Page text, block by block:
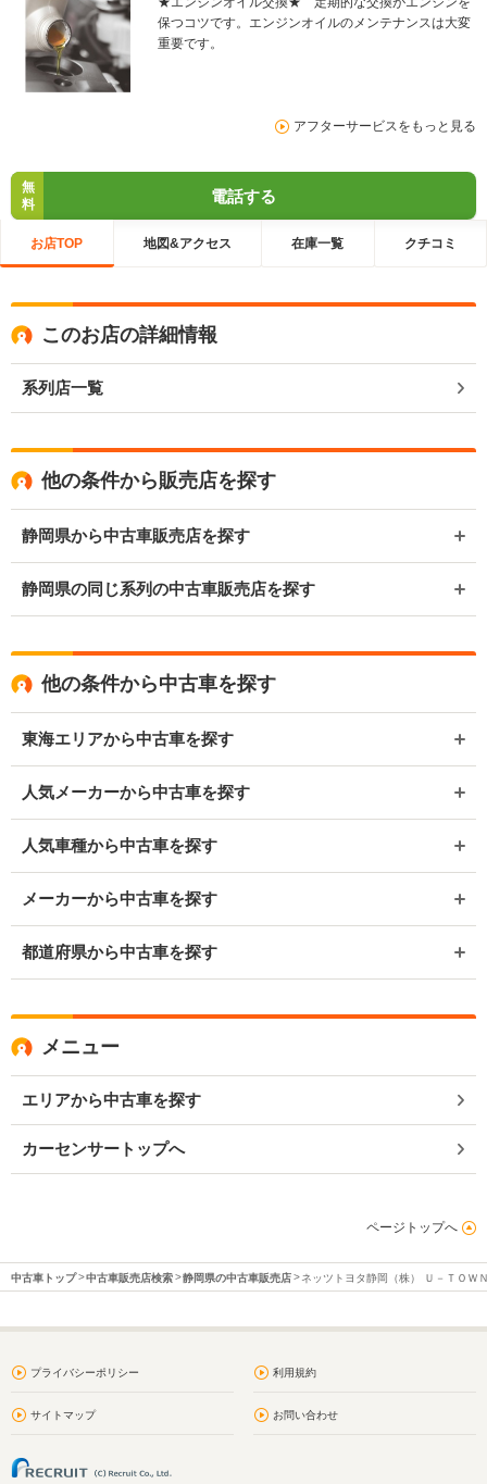
保つコツです。エンジンオイルのメンテナンスは大変
重要です。
アフターサービスをもっと見る
無
料
電話する
お店TOP 地図&アクセス 在庫一覧 クチコミ
このお店の詳細情報
系列店一覧
他の条件から販売店を探す
静岡県から中古車販売店を探す
静岡県の同じ系列の中古車販売店を探す
他の条件から中古車を探す
東海エリアから中古車を探す
人気メーカーから中古車を探す
人気車種から中古車を探す
メーカーから中古車を探す
都道府県から中古車を探す
メニュー
エリアから中古車を探す
カーセンサートップへ
ページトップへ
中古車トップ 中古車販売店検索 静岡県の中古車販売店 ネッツトヨタ静岡（株） Ｕ－ＴＯ
プライバシーポリシー 利用規約
サイトマップ お問い合わせ